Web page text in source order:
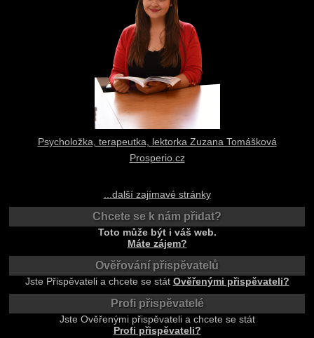
Psycholožka, terapeutka, lektorka Zuzana Tomášková
Prosperio.cz
...další zajímavé stránky
Chcete se k nám přidat?
Toto může být i váš web.
Máte zájem?
Ověřování přispěvatelů
Jste Přispěvateli a chcete se stát Ověřenými přispěvateli?
Profi přispěvatelé
Jste Ověřenými přispěvateli a chcete se stát
Profi přispěvateli?